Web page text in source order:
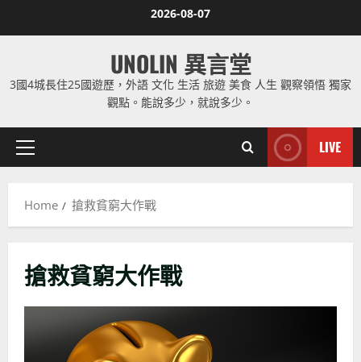
2026-08-07
UNOLIN 異言堂
3國4城長住25國遊歷，外語 文化 生活 旅遊 美食 人生 觀察領悟 獨家
觀點。能說多少，就說多少。
Primary
LIVE
Home 搶救貧窮大作戰
搶救貧窮大作戰